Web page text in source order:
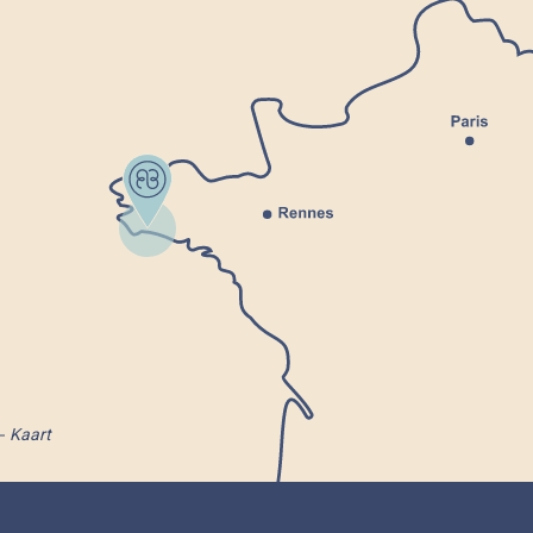
Kaart